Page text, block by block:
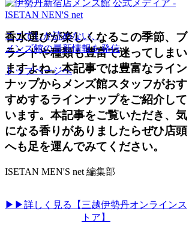
香水選びが楽しくなるこの季節、ブ
ランドや種類も豊富で迷ってしまい
ますよね。本記事では豊富なライン
ナップからメンズ館スタッフがおす
すめするラインナップをご紹介して
います。本記事をご覧いただき、気
になる香りがありましたらぜひ店頭
へも足を運んでみてください。
ISETAN MEN'S net 編集部
▶▶詳しく見る【三越伊勢丹オンラインス
トア】
ここでしか読めない、
メンズ館の最新情報を発信
トップページへ